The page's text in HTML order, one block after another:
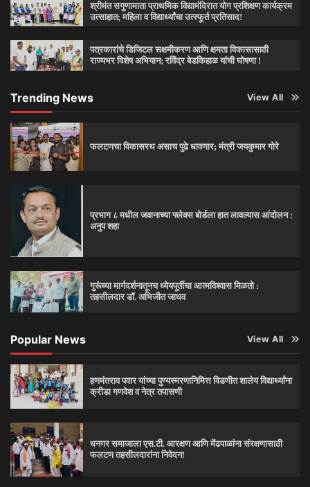
श्रीमंत सगुणामाता प्राथमिक विद्यामंदिरात योग प्रशिक्षण कार्यक्रम
उत्साहात; महिला व विद्यार्थ्यांचा उत्स्फूर्त प्रतिसाद!
पत्रकारांचे डिजिटल सक्षमीकरण आणि क्षमता विकासासाठी
राज्यभर विशेष अभियान; रविंद्र बेडकिहाळ यांची घोषणा !
Trending News View All
फलटणचा विकासरथ असाच पुढे धावणार; मंत्री जयकुमार गोरे
प्रभाग ८ मधील जवानाच्या फ्लेक्स बोर्डला हात लावल्यास आंदोलन :
अनुप शहा
गुरूंच्या मार्गदर्शनातूनच ध्येयपूर्तीचा आत्मविश्‍वास मिळतो :
तहसीलदार डॉ. अभिजीत जाधव
Popular News View All
हणमंतराव पवार यांच्या पुण्यस्मरणानिमित्त विडणीत शालेय विद्यार्थ्यांना
क्रीडा गणवेश व नेत्र तपासणी
धनगर समाजाला एस.टी. आरक्षण आणि मेंढपाळांना संरक्षणासाठी
फलटण तहसीलदारांना निवेदन!